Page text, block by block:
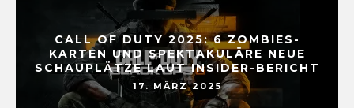
CALL OF DUTY 2025: 6 ZOMBIES-
KARTEN UND SPEKTAKULÄRE NEUE
SCHAUPLÄTZE LAUT INSIDER-BERICHT
17. MÄRZ 2025